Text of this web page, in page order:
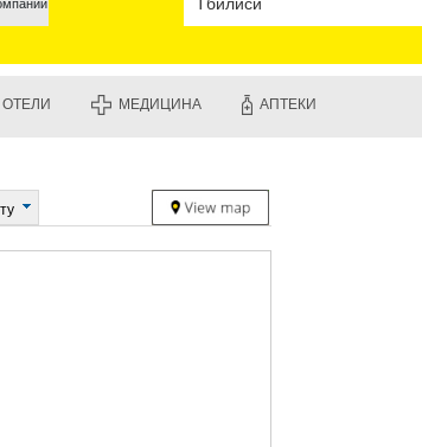
ЧАКВИ
ЛАНЧХУТИ
ЧОХАТАУРИ
ВАНИ
ТЕРДЖОЛА
ОТЕЛИ МЕДИЦИНА АПТЕКИ